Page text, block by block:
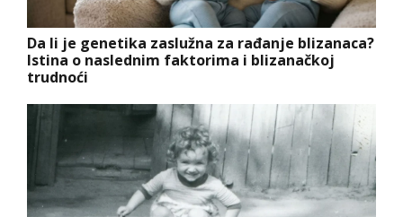
Da li je genetika zaslužna za rađanje blizanaca?
Istina o naslednim faktorima i blizanačkoj
trudnoći